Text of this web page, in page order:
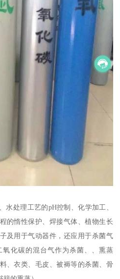
水处理工艺的pH控制、化学加工、
的惰性保护、焊接气体、植物生长
及用于气动器件，还应用于杀菌气
化碳的混台气作为杀菌、、熏蒸
、衣类、毛皮、被褥等的杀菌、骨